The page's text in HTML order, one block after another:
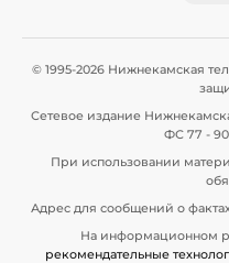
© 1995-2026 Нижнекамская
Сетевое издание
ФС 77 -
При использовании
Адрес для сообщений о
На информационном
рекомендательные